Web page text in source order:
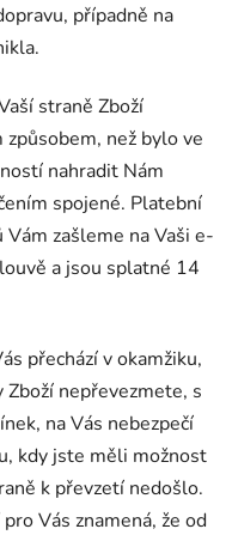
případně na
straně Zboží
než bylo ve
nahradit Nám
spojené. Platební
zašleme na Vaši e-
a jsou splatné 14
přechází v okamžiku,
nepřevezmete, s
na Vás nebezpečí
kdy jste měli možnost
k převzetí nedošlo.
Vás znamená, že od